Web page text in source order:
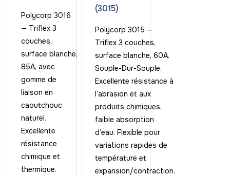
Polycorp 3016
— Triflex 3
couches,
surface blanche,
85A, avec
gomme de
liaison en
caoutchouc
naturel.
Excellente
résistance
chimique et
thermique.
(3015)
Polycorp 3015 —
Triflex 3 couches,
surface blanche, 60A.
Souple-Dur-Souple.
Excellente résistance à
l’abrasion et aux
produits chimiques,
faible absorption
d’eau. Flexible pour
variations rapides de
température et
expansion/contraction.